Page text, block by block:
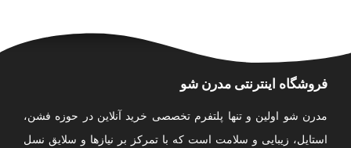
فروشگاه اینترنتی مدرن شو
مدرن شو اولین و تنها پلتفرم تخصصی خرید آنلاین در حوزه فشن،
استایل، زیبایی و سلامت است که با تمرکز بر نیازها و سلایق نسل